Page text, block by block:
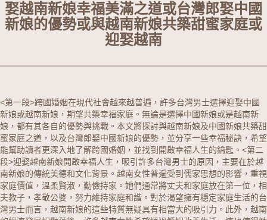
娶越南新娘幸福美滿之道或台灣郎娶中國
新娘的優勢或與越南新娘共築甜蜜家庭或
迎娶越南
<第一段>跨國婚姻在現代社會越來越普遍，許多台灣男士選擇迎娶中國
新娘或越南新娘 ，期望共築幸福家庭。無論是選擇中國新娘或是越南新
娘，都有其各自的優勢與挑戰。本文將探討與越南新娘及中國新娘共築甜
蜜家庭之道，以及台灣郎娶中國新娘的優勢，並分享一些幸福秘訣，希望
能幫助讀者更深入地了解跨國婚姻，並找到開啟幸福人生的鑰匙。<第二
段>迎娶越南新娘開啟幸福人生，吸引許多台灣男士的原因，主要在於越
南新娘的傳統美德和文化背景。越南女性普遍受到儒家思想的影響，重視
家庭價值，溫柔賢淑，勤儉持家。她們通常將丈夫和家庭放在第一位，相
夫教子，孝敬公婆，努力維持家庭和諧。對於渴望擁有穩定家庭生活的台
灣男士而言，越南新娘的這些特質無疑具有相當大的吸引力。此外，越南